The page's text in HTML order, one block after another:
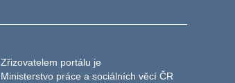
Zřizovatelem portálu je
Ministerstvo práce a sociálních věcí ČR